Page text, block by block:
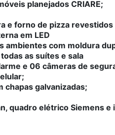
planejados CRIARE;
e forno de pizza
em LED
ambientes com moldura
as suítes e sala
e 06 câmeras de
chapas galvanizadas;
quadro elétrico Siemens